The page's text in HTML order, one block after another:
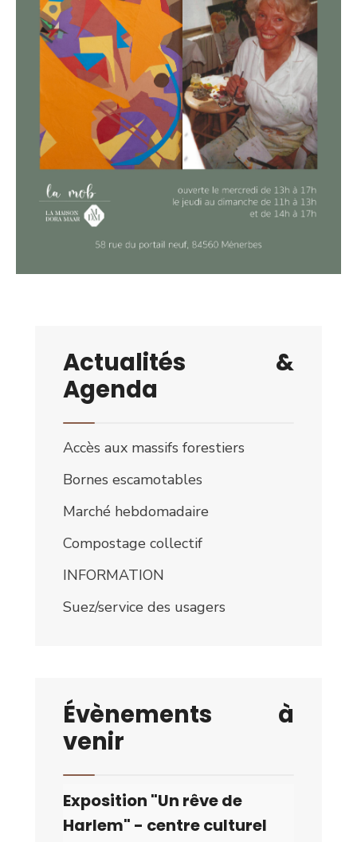
Actualités &
Agenda
Accès aux massifs forestiers
Bornes escamotables
Marché hebdomadaire
Compostage collectif
INFORMATION
Suez/service des usagers
Évènements à
venir
Exposition "Un rêve de
Harlem" - centre culturel